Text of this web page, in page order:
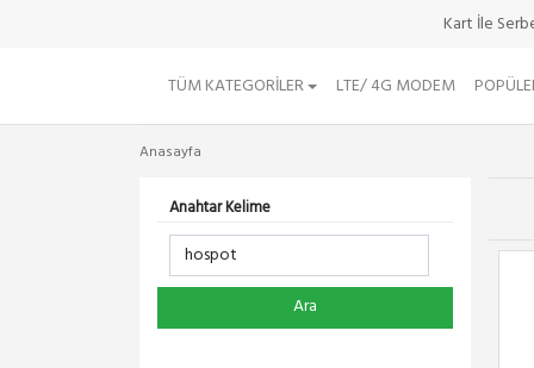
Kart İle
TÜM KATEGORILER LTE/ 4G MODEM
Anasayfa
Anahtar Kelime
Ara